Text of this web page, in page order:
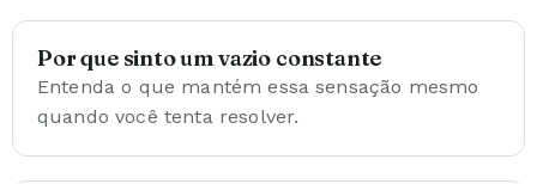
Por que sinto um vazio constante
Entenda o que mantém essa sensação mesmo
quando você tenta resolver.